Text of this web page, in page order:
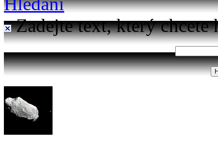
Zadejte text, který chcete